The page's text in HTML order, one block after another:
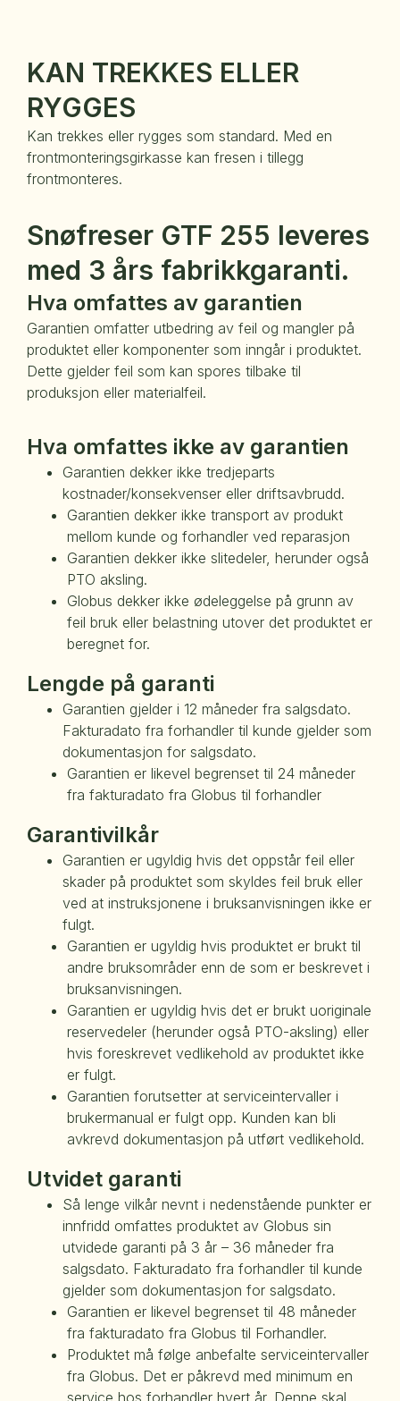
KAN TREKKES ELLER
RYGGES
Kan trekkes eller rygges som standard. Med en
frontmonteringsgirkasse kan fresen i tillegg
frontmonteres.
Snøfreser GTF 255 leveres
med 3 års fabrikkgaranti.
Hva omfattes av garantien
Garantien omfatter utbedring av feil og mangler på
produktet eller komponenter som inngår i produktet.
Dette gjelder feil som kan spores tilbake til
produksjon eller materialfeil.
Hva omfattes ikke av garantien
Garantien dekker ikke tredjeparts
kostnader/konsekvenser eller driftsavbrudd.
Garantien dekker ikke transport av produkt
mellom kunde og forhandler ved reparasjon
Garantien dekker ikke slitedeler, herunder også
PTO aksling.
Globus dekker ikke ødeleggelse på grunn av
feil bruk eller belastning utover det produktet er
beregnet for.
Lengde på garanti
Garantien gjelder i 12 måneder fra salgsdato.
Fakturadato fra forhandler til kunde gjelder som
dokumentasjon for salgsdato.
Garantien er likevel begrenset til 24 måneder
fra fakturadato fra Globus til forhandler
Garantivilkår
Garantien er ugyldig hvis det oppstår feil eller
skader på produktet som skyldes feil bruk eller
ved at instruksjonene i bruksanvisningen ikke er
fulgt.
Garantien er ugyldig hvis produktet er brukt til
andre bruksområder enn de som er beskrevet i
bruksanvisningen.
Garantien er ugyldig hvis det er brukt uoriginale
reservedeler (herunder også PTO-aksling) eller
hvis foreskrevet vedlikehold av produktet ikke
er fulgt.
Garantien forutsetter at serviceintervaller i
brukermanual er fulgt opp. Kunden kan bli
avkrevd dokumentasjon på utført vedlikehold.
Utvidet garanti
Så lenge vilkår nevnt i nedenstående punkter er
innfridd omfattes produktet av Globus sin
utvidede garanti på 3 år – 36 måneder fra
salgsdato. Fakturadato fra forhandler til kunde
gjelder som dokumentasjon for salgsdato.
Garantien er likevel begrenset til 48 måneder
fra fakturadato fra Globus til Forhandler.
Produktet må følge anbefalte serviceintervaller
fra Globus. Det er påkrevd med minimum en
service hos forhandler hvert år. Denne skal